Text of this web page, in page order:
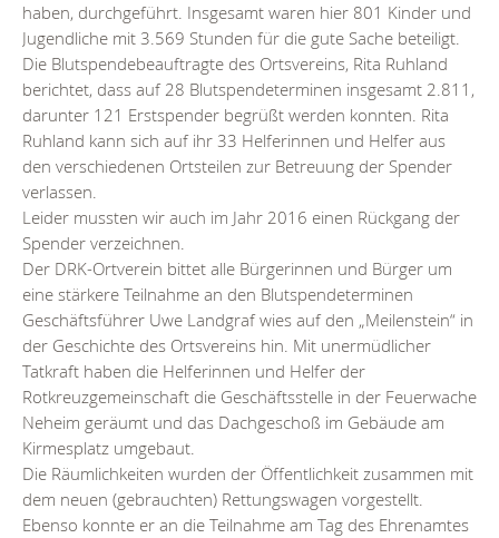
haben, durchgeführt. Insgesamt waren hier 801 Kinder und
Jugendliche mit 3.569 Stunden für die gute Sache beteiligt.
Die Blutspendebeauftragte des Ortsvereins, Rita Ruhland
berichtet, dass auf 28 Blutspendeterminen insgesamt 2.811,
darunter 121 Erstspender begrüßt werden konnten. Rita
Ruhland kann sich auf ihr 33 Helferinnen und Helfer aus
den verschiedenen Ortsteilen zur Betreuung der Spender
verlassen.
Leider mussten wir auch im Jahr 2016 einen Rückgang der
Spender verzeichnen.
Der DRK-Ortverein bittet alle Bürgerinnen und Bürger um
eine stärkere Teilnahme an den Blutspendeterminen
Geschäftsführer Uwe Landgraf wies auf den „Meilenstein“ in
der Geschichte des Ortsvereins hin. Mit unermüdlicher
Tatkraft haben die Helferinnen und Helfer der
Rotkreuzgemeinschaft die Geschäftsstelle in der Feuerwache
Neheim geräumt und das Dachgeschoß im Gebäude am
Kirmesplatz umgebaut.
Die Räumlichkeiten wurden der Öffentlichkeit zusammen mit
dem neuen (gebrauchten) Rettungswagen vorgestellt.
Ebenso konnte er an die Teilnahme am Tag des Ehrenamtes